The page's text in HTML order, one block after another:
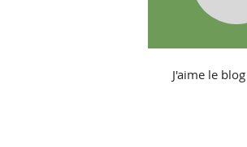
J'aime le blog